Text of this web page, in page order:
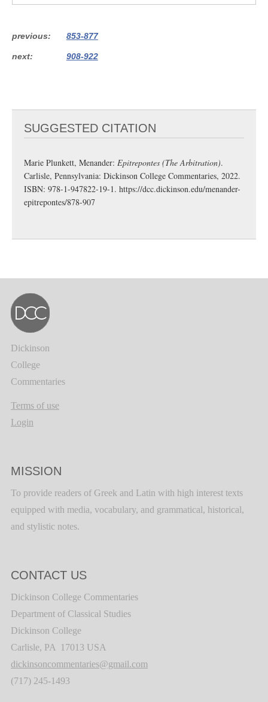
previous 853-877
next 908-922
SUGGESTED CITATION
Marie Plunkett, Menander: Epitrepontes (The Arbitration).
Carlisle, Pennsylvania: Dickinson College Commentaries, 2022.
ISBN: 978-1-947822-19-1. https://dcc.dickinson.edu/menander-
epitrepontes/878-907
Dickinson
College
Commentaries
Terms of use
Login
MISSION
To provide readers of Greek and Latin with high interest texts
equipped with media, vocabulary, and grammatical, historical,
and stylistic notes.
CONTACT US
Dickinson College Commentaries
Department of Classical Studies
Dickinson College
Carlisle, PA 17013 USA
dickinsoncommentaries@gmail.com
(717) 245-1493